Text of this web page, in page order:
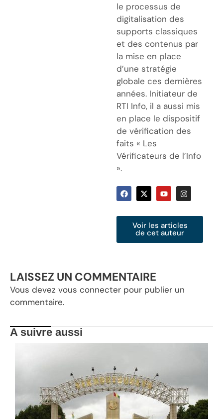
le processus de
digitalisation des
supports classiques
et des contenus par
la mise en place
d’une stratégie
globale ces dernières
années. Initiateur de
RTI Info, il a aussi mis
en place le dispositif
de vérification des
faits « Les
Vérificateurs de l’Info
».
Voir les articles
de cet auteur
LAISSEZ UN COMMENTAIRE
Vous devez vous connecter pour publier un
commentaire.
A suivre aussi